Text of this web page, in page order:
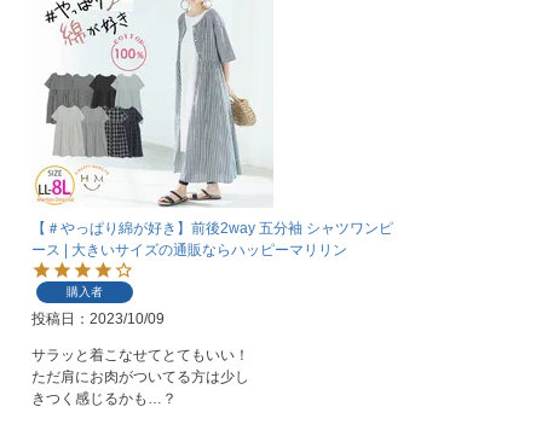
【＃やっぱり綿が好き】前後2way 五分袖 シャツワンピ
ース | 大きいサイズの通販ならハッピーマリリン
購入者
投稿日 2023/10/09
サラッと着こなせてとてもいい！
ただ肩にお肉がついてる方は少し
きつく感じるかも…？